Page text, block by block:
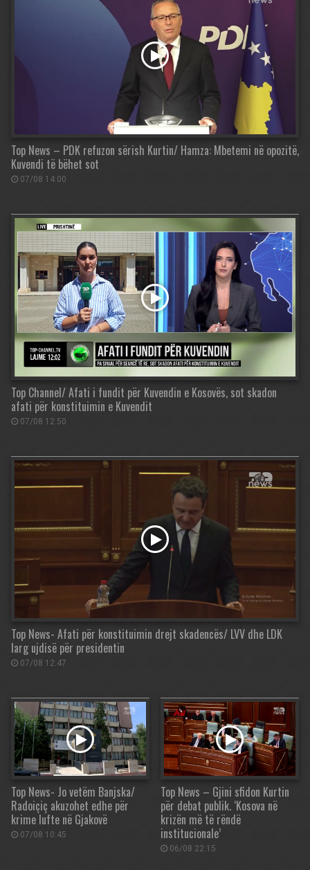
Top News – PDK refuzon sërish Kurtin/ Hamza: Mbetemi në opozitë,
Kuvendi të bëhet sot
07/08 14:00
Top Channel/ Afati i fundit për Kuvendin e Kosovës, sot skadon
afati për konstituimin e Kuvendit
07/08 12:50
Top News- Afati për konstituimin drejt skadencës/ LVV dhe LDK
larg ujdisë për presidentin
07/08 12:47
Top News- Jo vetëm Banjska/
Radoiçiç akuzohet edhe për
krime lufte në Gjakovë
07/08 10:45
Top News – Gjini sfidon Kurtin
për debat publik. ‘Kosova në
krizën më të rëndë
institucionale’
06/08 22:15